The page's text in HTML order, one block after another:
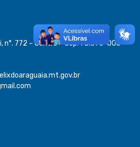
n°. 772 – Centro – Cep: 78.670-000